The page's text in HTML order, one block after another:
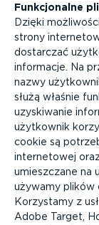
Funkcjo­nalne
Dzięki
strony
dostarczać
informacje. Na
nazwy
służą właśnie
uzyskiwanie
użytkownik
cookie są
inter­ne­towej
umieszczane na
używamy plików
Korzystamy z
Adobe Target,